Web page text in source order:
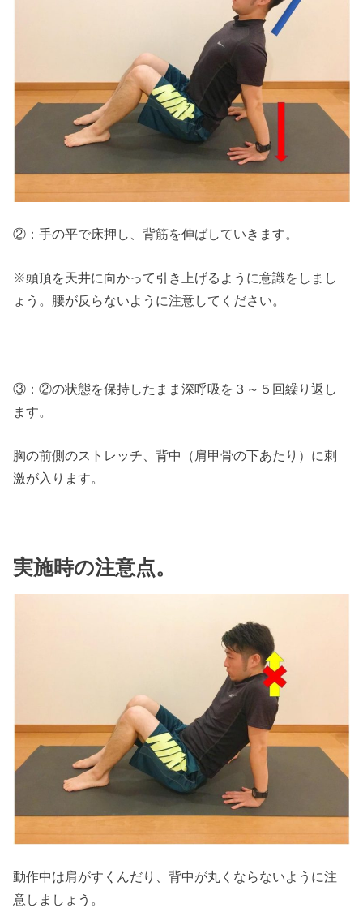
②：手の平で床押し、背筋を伸ばしていきます。
※頭頂を天井に向かって引き上げるように意識をしまし
ょう。腰が反らないように注意してください。
③：②の状態を保持したまま深呼吸を３～５回繰り返し
ます。
胸の前側のストレッチ、背中（肩甲骨の下あたり）に刺
激が入ります。
実施時の注意点。
動作中は肩がすくんだり、背中が丸くならないように注
意しましょう。